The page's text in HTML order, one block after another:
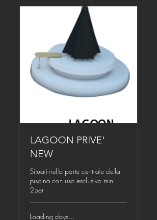
LAGOON PRIVE'
NEW
Situati nella parte centrale della
piscina con uso esclusivo min
2per
Loading days...